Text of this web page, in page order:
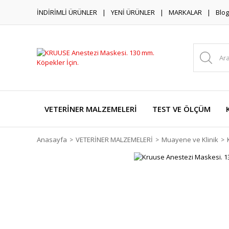
İNDİRİMLİ ÜRÜNLER YENİ ÜRÜNLER MARKALAR Blog
VETERİNER MALZEMELERİ TEST VE ÖLÇÜM
Anasayfa VETERİNER MALZEMELERİ Muayene ve Klinik